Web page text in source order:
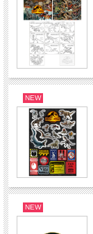
NEW
NEW